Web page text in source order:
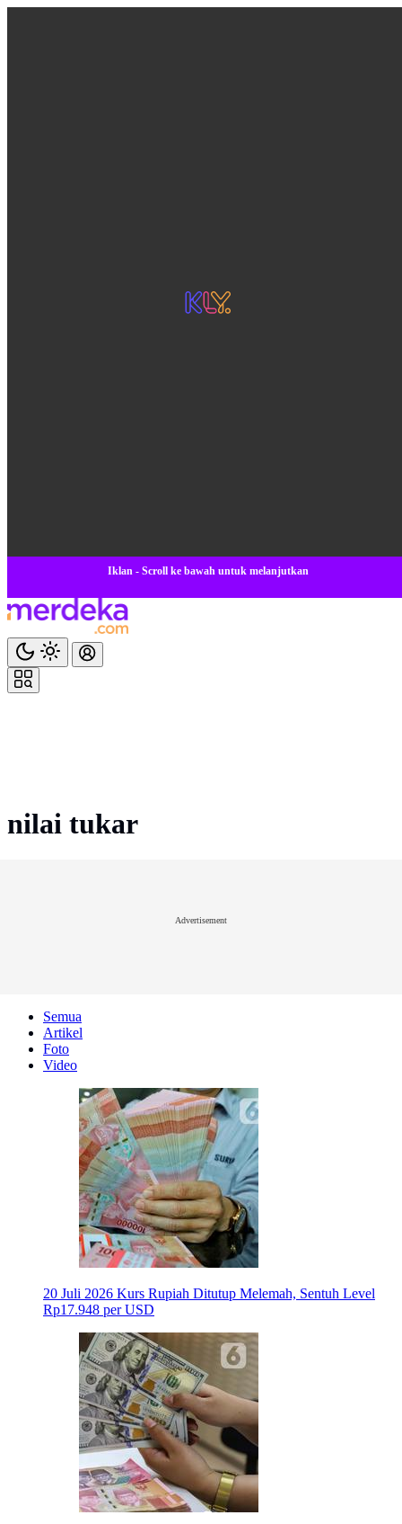
Iklan - Scroll ke bawah untuk melanjutkan
nilai tukar
Advertisement
Semua
Artikel
Foto
Video
20 Juli 2026 Kurs Rupiah Ditutup Melemah, Sentuh Level
Rp17.948 per USD